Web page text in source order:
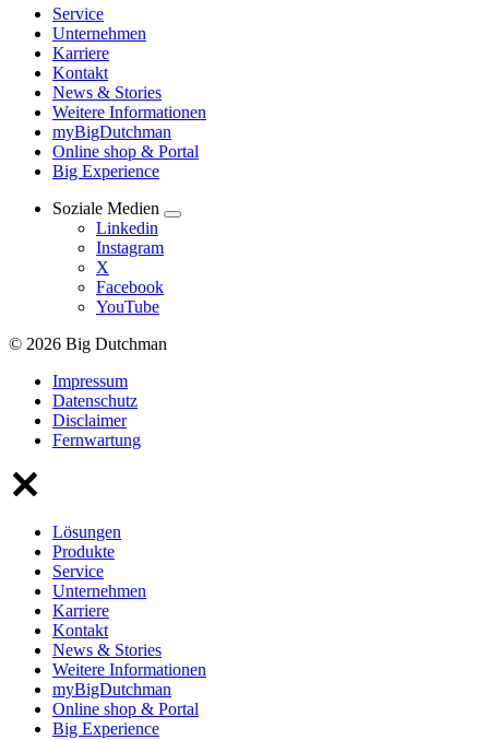
Service
Unternehmen
Karriere
Kontakt
News & Stories
Weitere Informationen
myBigDutchman
Online shop & Portal
Big Experience
Soziale Medien
Linkedin
Instagram
X
Facebook
YouTube
© 2026 Big Dutchman
Impressum
Datenschutz
Disclaimer
Fernwartung
Lösungen
Produkte
Service
Unternehmen
Karriere
Kontakt
News & Stories
Weitere Informationen
myBigDutchman
Online shop & Portal
Big Experience